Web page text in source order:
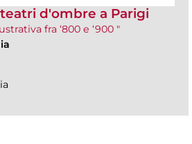
d'ombre a Parigi
fra ‘800 e ‘900 "